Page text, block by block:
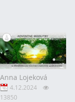
Anna Lojeková
4.12.2024
13850